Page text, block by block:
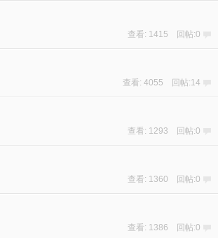
查看: 1415 回帖:0
查看: 4055 回帖:14
查看: 1293 回帖:0
查看: 1360 回帖:0
查看: 1386 回帖:0